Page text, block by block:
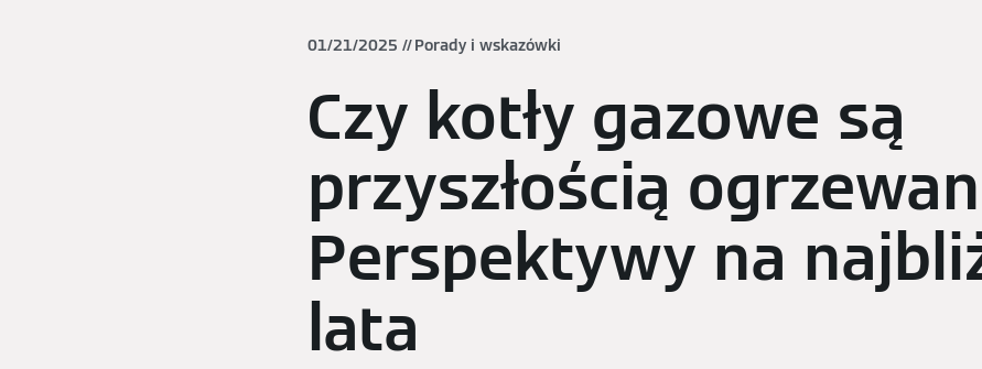
01/21/2025 Porady i wskazówki
Czy kotły gazowe są
przyszłością
Perspektywy na
lata